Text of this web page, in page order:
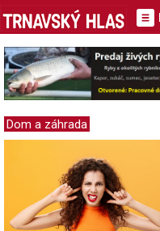
Dom a záhrada